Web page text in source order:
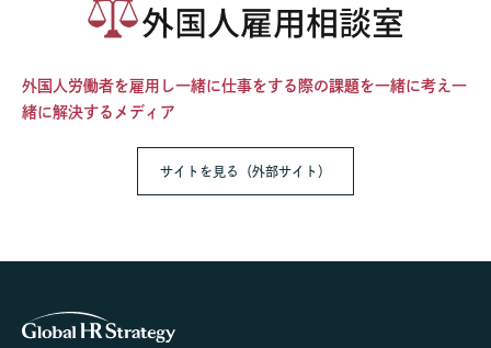
外国人労働者を雇用し一緒に仕事をする際の課題を一緒に考え一
緒に解決するメディア
サイトを見る（外部サイト）